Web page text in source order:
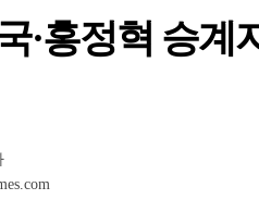
·홍정혁 승